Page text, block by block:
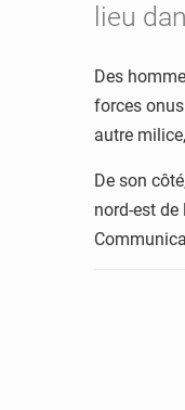
lieu
Des
forces
autre
De son
nord-est